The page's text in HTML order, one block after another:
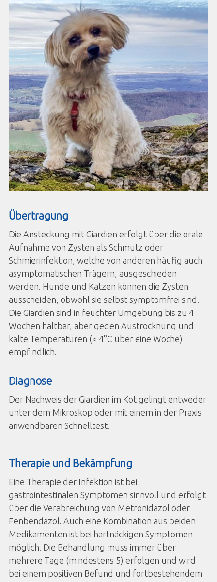
Übertragung
Die Ansteckung mit Giardien erfolgt über die orale
Aufnahme von Zysten als Schmutz oder
Schmierinfektion, welche von anderen häufig auch
asymptomatischen Trägern, ausgeschieden
werden. Hunde und Katzen können die Zysten
ausscheiden, obwohl sie selbst symptomfrei sind.
Die Giardien sind in feuchter Umgebung bis zu 4
Wochen haltbar, aber gegen Austrocknung und
kalte Temperaturen (< 4°C über eine Woche)
empfindlich.
Diagnose
Der Nachweis der Giardien im Kot gelingt entweder
unter dem Mikroskop oder mit einem in der Praxis
anwendbaren Schnelltest.
Therapie und Bekämpfung
Eine Therapie der Infektion ist bei
gastrointestinalen Symptomen sinnvoll und erfolgt
über die Verabreichung von Metronidazol oder
Fenbendazol. Auch eine Kombination aus beiden
Medikamenten ist bei hartnäckigen Symptomen
möglich. Die Behandlung muss immer über
mehrere Tage (mindestens 5) erfolgen und wird
bei einem positiven Befund und fortbestehendem